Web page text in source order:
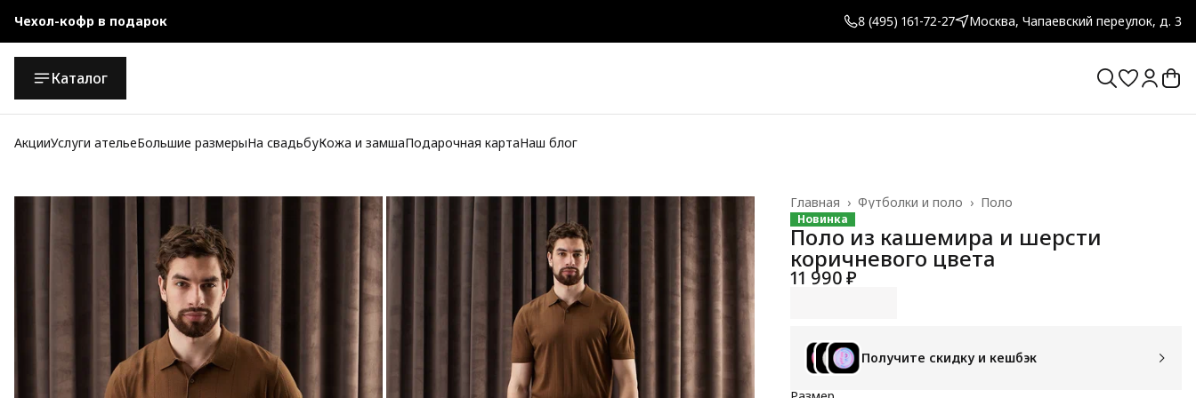
Чехол-кофр в подарок 8 (495) 161-72-27 Москва, Чапаевский переулок, д. 3
Каталог
АкцииУслуги ательеБольшие размерыНа свадьбуКожа и замшаПодарочная картаНаш блог
Поло
Футболки и поло ›
Главная ›
Новинка
Поло из кашемира и шерсти
коричневого цвета
11 990 ₽
Получите скидку и кешбэк